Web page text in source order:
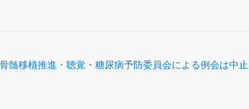
髄移植推進・聴覚・糖尿病予防委員会による例会は中止